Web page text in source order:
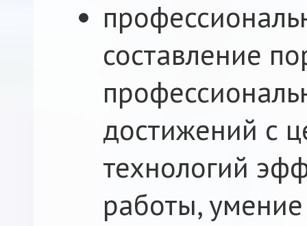
составление
достижений с
технологий
работы,